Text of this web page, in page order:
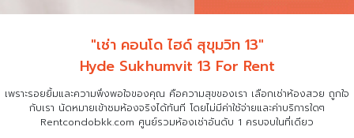
"เช่า คอนโด ไฮด์ สุขุมวิท 13"
Hyde Sukhumvit 13 For Rent
เพราะรอยยิ้มและความพึงพอใจของคุณ คือความสุขของเรา เลือกเช่าห้องสวย ถูกใจ
กับเรา นัดหมายเข้าชมห้องจริงได้ทันที โดยไม่มีค่าใช้จ่ายและค่าบริการใดๆ
Rentcondobkk.com ศูนย์รวมห้องเช่าอันดับ 1 ครบจบในที่เดียว